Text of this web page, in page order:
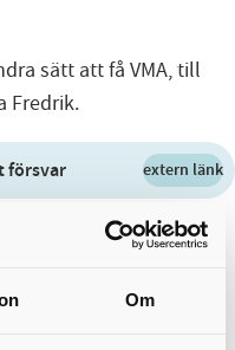
Om
sätt att få VMA, till
Fredrik.
försvar extern länk